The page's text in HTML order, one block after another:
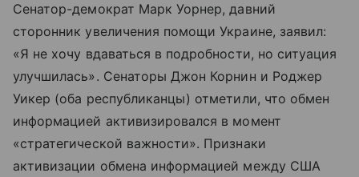
Сенатор-демократ Марк Уорнер, давний
сторонник увеличения помощи Украине, заявил:
«Я не хочу вдаваться в подробности, но ситуация
улучшилась». Сенаторы Джон Корнин и Роджер
Уикер (оба республиканцы) отметили, что обмен
информацией активизировался в момент
«стратегической важности». Признаки
активизации обмена информацией между США